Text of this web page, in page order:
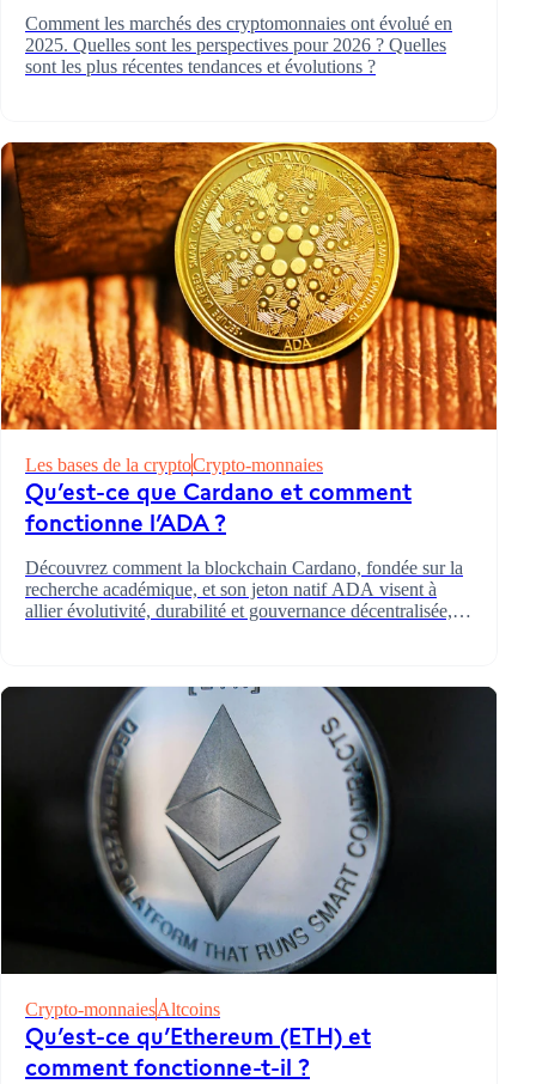
Comment les marchés des cryptomonnaies ont évolué en
2025. Quelles sont les perspectives pour 2026 ? Quelles
sont les plus récentes tendances et évolutions ?
Les bases de la cryptoCrypto-monnaies
Les bases de la crypto
Qu’est-ce que Cardano et comment
fonctionne l’ADA ?
Découvrez comment la blockchain Cardano, fondée sur la
recherche académique, et son jeton natif ADA visent à
allier évolutivité, durabilité et gouvernance décentralisée, et
Crypto-monnaiesAltcoins
Qu’est-ce qu’Ethereum (ETH) et
comment fonctionne-t-il ?